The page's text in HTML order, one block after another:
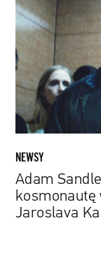
czeskiego
kosmonautę
w
adaptacji
powieści
Jaroslava
Kalfařa
NEWSY
Adam
kosmonautę
Jaroslava